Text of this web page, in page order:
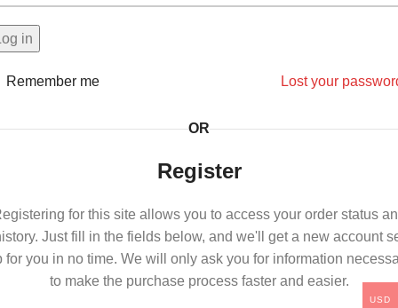
in
Lost your
Remember me
OR
Register
for this site allows you to access your order status
Just fill in the fields below, and we'll get a new account
for you in no time. We will only ask you for information
to make the purchase process faster and easier.
USD